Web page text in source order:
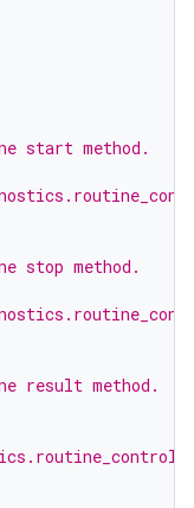
start method.
stop method.
result method.